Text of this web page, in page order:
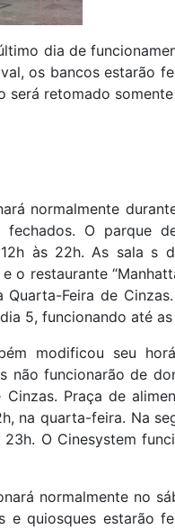
dia de
os bancos estarão
será retomado
normalmente
fechados. O parque
às 22h. As sala s
o restaurante
Quarta-Feira de
5, funcionando até
modificou seu
não funcionarão de
Praça de
na quarta-feira. Na
O Cinesystem
normalmente no
e quiosques estarão